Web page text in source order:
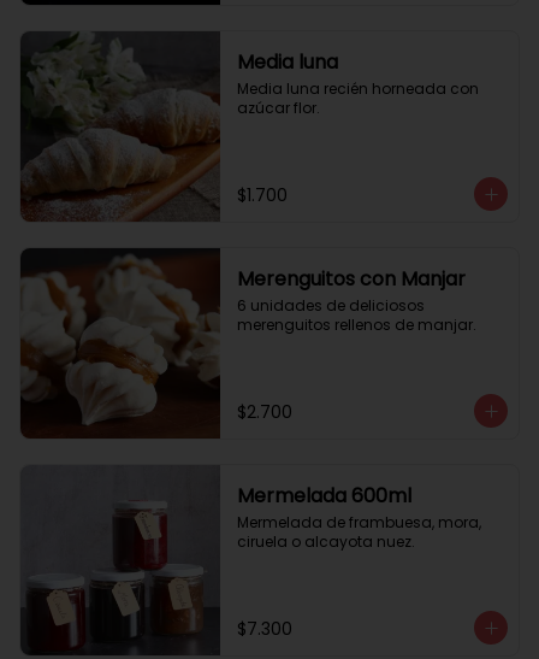
Media luna
Media luna recién horneada con
azúcar flor.
$1.700
Merenguitos con Manjar
6 unidades de deliciosos
merenguitos rellenos de manjar.
$2.700
Mermelada 600ml
Mermelada de frambuesa, mora,
ciruela o alcayota nuez.
$7.300